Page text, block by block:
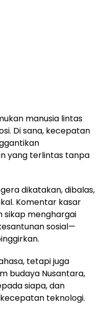
manusia lintas
Di sana, kecepatan
yang terlintas tanpa
dikatakan, dibalas,
Komentar kasar
sikap menghargai
sosial—
tetapi juga
budaya Nusantara,
siapa, dan
teknologi.